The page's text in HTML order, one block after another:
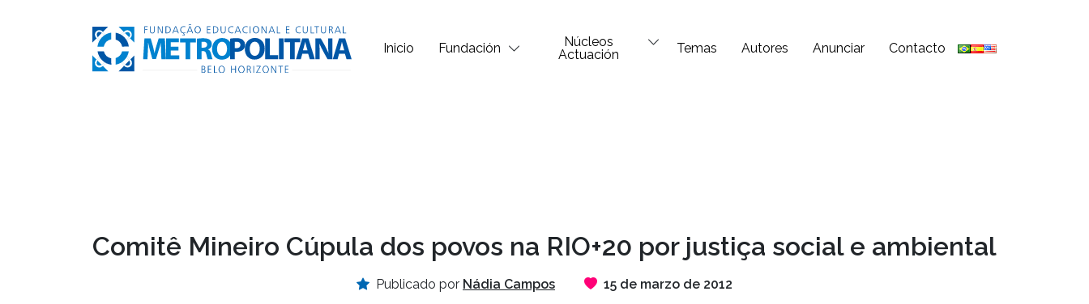
Inicio Fundación
Núcleos
Actuación
Temas Autores Anunciar Contacto
Comitê Mineiro Cúpula dos povos na RIO+20 por justiça social e ambiental
Publicado por Nádia Campos 15 de marzo de 2012